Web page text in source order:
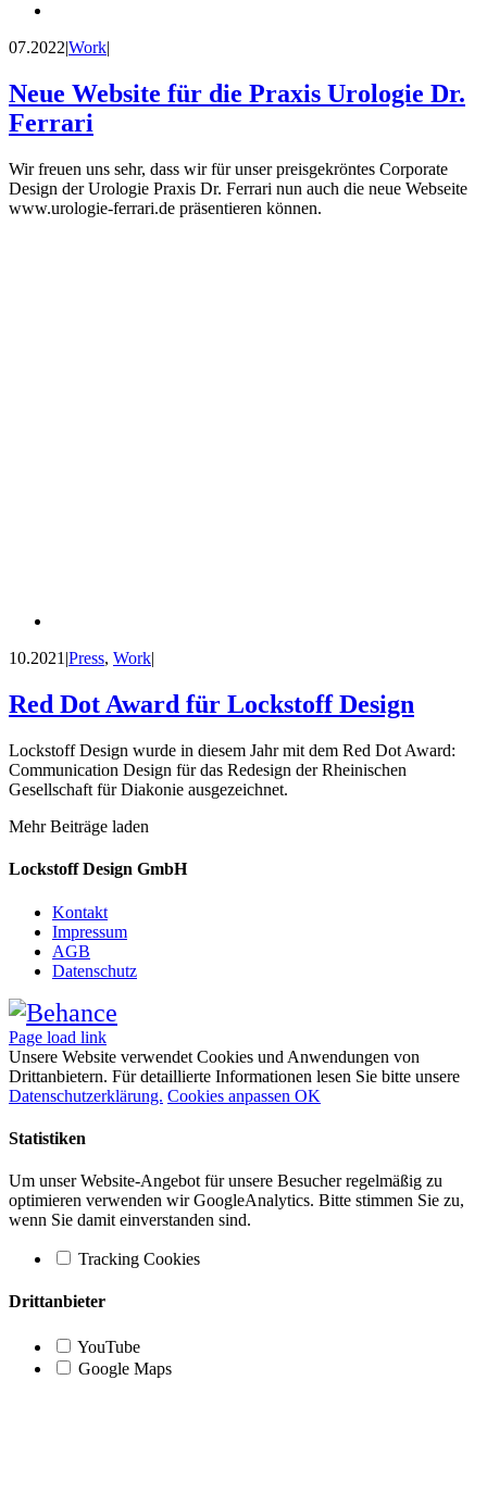
07.2022|Work|
Neue Website für die Praxis Urologie Dr.
Ferrari
Wir freuen uns sehr, dass wir für unser preisgekröntes Corporate
Design der Urologie Praxis Dr. Ferrari nun auch die neue Webseite
www.urologie-ferrari.de präsentieren können.
10.2021 |Press, Work|
Red Dot Award für Lockstoff Design
Lockstoff Design wurde in diesem Jahr mit dem Red Dot Award:
Communication Design für das Redesign der Rheinischen
Gesellschaft für Diakonie ausgezeichnet.
Mehr Beiträge laden
Lockstoff Design GmbH
Kontakt
Impressum
AGB
Datenschutz
Page load link
Unsere Website verwendet Cookies und Anwendungen von
Drittanbietern. Für detaillierte Informationen lesen Sie bitte unsere
Datenschutzerklärung. Cookies anpassen OK
Statistiken
Um unser Website-Angebot für unsere Besucher regelmäßig zu
optimieren verwenden wir GoogleAnalytics. Bitte stimmen Sie zu,
wenn Sie damit einverstanden sind.
Tracking Cookies
Drittanbieter
YouTube
Google Maps